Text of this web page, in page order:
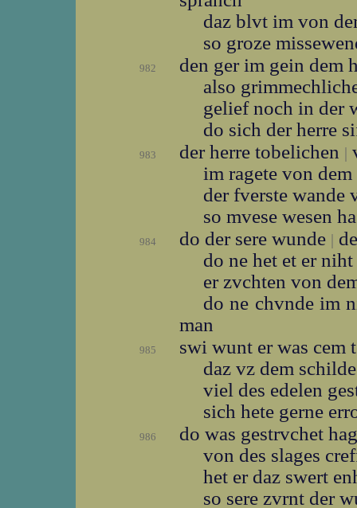
daz blvt im von
so groze
982
den ger im gein dem
also
gelief noch in der
do sich der herre
983 der herre tobelichen |
im ragete von
der fverste wande
so mvese wesen
984 do der sere wunde |
do ne het et er
er zvchten von
do ne chvnde im
man
985
swi wunt er was cem
daz vz dem
viel des edelen
sich hete gerne
986
do was gestrvchet
von des slages
het er daz swert
so sere zvrnt der